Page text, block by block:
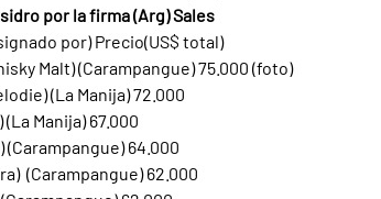
por la firma (Arg) Sales
por) Precio(US$ total)
Malt) (Carampangue) 75.000 (foto)
(La Manija) 72.000
Manija) 67.000
(Carampangue) 64.000
(Carampangue) 62.000